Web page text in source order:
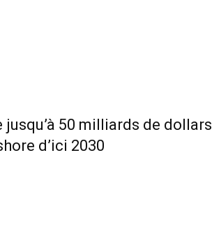
50 milliards de dollars
d’ici 2030